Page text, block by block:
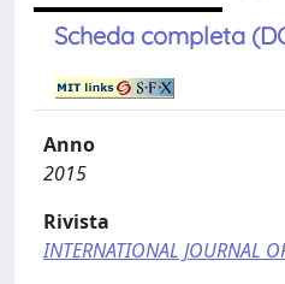
Scheda completa
Anno
2015
Rivista
INTERNATIONAL JOURNAL